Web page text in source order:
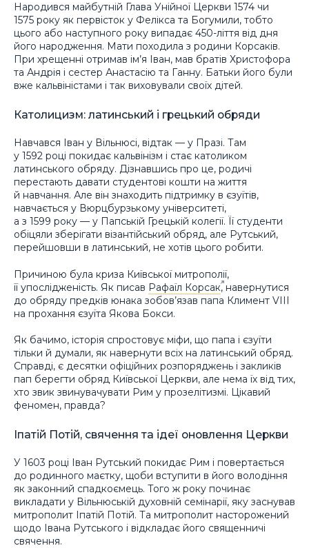
Народився майбутній Глава Унійної Церкви 1574 чи
1575 року як первісток у Фелікса та Богумили, тобто
цього або наступного року випадає 450-ліття від дня
його народження. Мати походила з родини Корсаків.
При хрещенні отримав ім’я Іван, мав братів Христофора
та Андрія і сестер Анастасію та Ганну. Батьки його були
вже кальвіністами і так виховували своїх дітей.
Католицизм: латинський і грецький обряди
Навчався Іван у Вільнюсі, відтак — у Празі. Там
у 1592 році покидає кальвінізм і стає католиком
латинського обряду. Дізнавшись про це, родичі
перестають давати студентові кошти на життя
й навчання. Але він знаходить підтримку в єзуїтів,
навчається у Вюрцбурзькому університеті,
а з 1599 року — у Папській Грецькій колегії. Її студенти
обіцяли зберігати візантійський обряд, але Рутський,
перейшовши в латинський, не хотів цього робити.
Причиною була криза Київської митрополії,
її упослідженість. Як писав Рафаїл Корсак, навернутися
до обряду предків юнака зобов’язав папа Климент VIІІ
на прохання єзуїта Якова Бокси.
Як бачимо, історія спростовує міфи, що папа і єзуїти
тільки й думали, як навернути всіх на латинський обряд.
Справді, є десятки офіційних розпоряджень і закликів
пап берегти обряд Київської Церкви, але нема їх від тих,
хто звик звинувачувати Рим у прозелітизмі. Цікавий
феномен, правда?
Іпатій Потій, свячення та ідеї оновлення Церкви
У 1603 році Іван Рутський покидає Рим і повертається
до родинного маєтку, щоби вступити в його володіння
як законний спадкоємець. Того ж року починає
викладати у Вільнюській духовній семінарії, яку заснував
митрополит Іпатій Потій. Та митрополит насторожений
щодо Івана Рутського і відкладає його священничі
свячення.